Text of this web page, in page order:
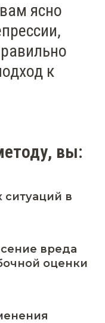
ясно
к
вы:
ситуаций в
вреда
оценки